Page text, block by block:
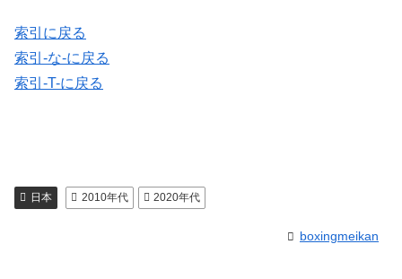
索引に戻る
索引-な-に戻る
索引-T-に戻る
日本 2010年代 2020年代
boxingmeikan